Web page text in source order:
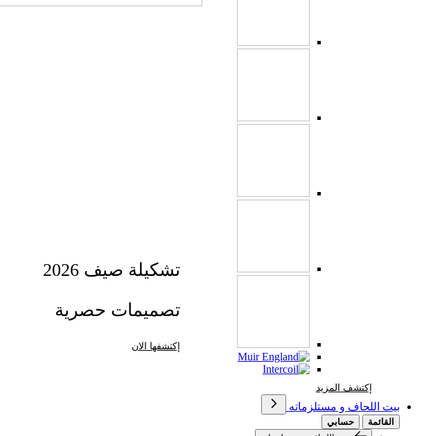
إكتشف المزيد
تشكيلة صيف 2026
تصميمات حصرية
إكتشفها الان
بيت اللحاف و مستلزماته
القائمة
حسابي